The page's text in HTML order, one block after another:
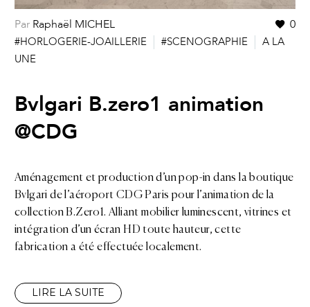
0
Par Raphaël MICHEL
#HORLOGERIE-JOAILLERIE #SCENOGRAPHIE
A LA
UNE
Bvlgari B.zero1 animation
@CDG
Aménagement et production d’un pop-in dans la boutique
Bvlgari de l’aéroport CDG Paris pour l’animation de la
collection B.Zero1. Alliant mobilier luminescent, vitrines et
intégration d’un écran HD toute hauteur, cette
fabrication a été effectuée localement.
LIRE LA SUITE